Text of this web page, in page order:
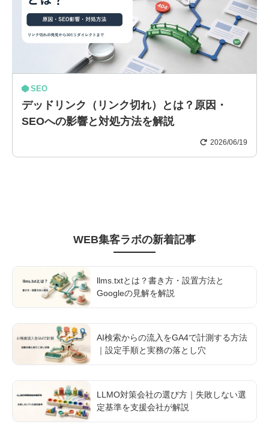
SEO
デッドリンク（リンク切れ）とは？原因・
SEOへの影響と対処方法を解説
2026/06/19
WEB集客ラボの新着記事
llms.txtとは？書き方・設置方法と
Googleの見解を解説
AI検索からの流入をGA4で計測する方法
｜設定手順と実務の落とし穴
LLMO対策会社の選び方｜失敗しない選
定基準を支援会社が解説